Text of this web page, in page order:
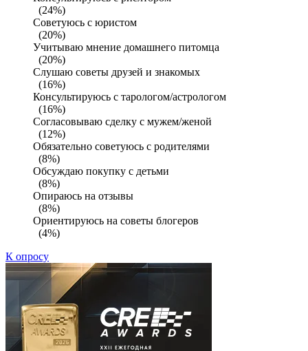
(24%)
Советуюсь с юристом
(20%)
Учитываю мнение домашнего питомца
(20%)
Слушаю советы друзей и знакомых
(16%)
Консультируюсь с тарологом/астрологом
(16%)
Согласовываю сделку с мужем/женой
(12%)
Обязательно советуюсь с родителями
(8%)
Обсуждаю покупку с детьми
(8%)
Опираюсь на отзывы
(8%)
Ориентируюсь на советы блогеров
(4%)
К опросу